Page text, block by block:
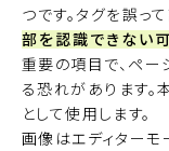
つです。 タグを誤っ
部を認識できない
重要の項目で、ペー
る恐れがあります。
として使用します。
画像はエディターモ